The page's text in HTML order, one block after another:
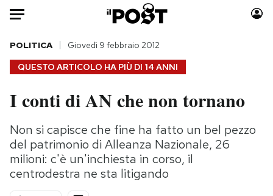
Auto
HOME
Italia
Politica
Tecnologia
Internet
Scienza
Moda
Consumismi
Storie/Idee
Ok Boomer!
QUESTO ARTICOLO HA PIÙ DI 14 ANNI
POLITICA Giovedì 9 febbraio 2012
I conti di AN che non tornano
Non si capisce che fine ha fatto un bel pezzo
del patrimonio di Alleanza Nazionale, 26
milioni: c'è un'inchiesta in corso, il
centrodestra ne sta litigando